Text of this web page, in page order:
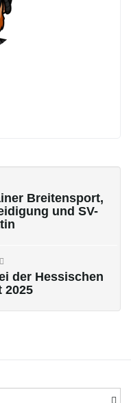
Breitensport,
und SV-
der Hessischen
2025